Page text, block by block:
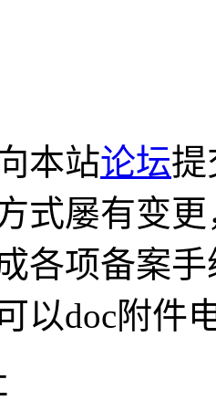
本站论坛提
式屡有变
各项备案
以doc附件